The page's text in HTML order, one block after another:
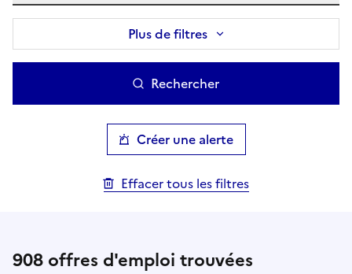
Plus de filtres
Rechercher
Créer une alerte
Effacer tous les filtres
908 offres d'emploi trouvées